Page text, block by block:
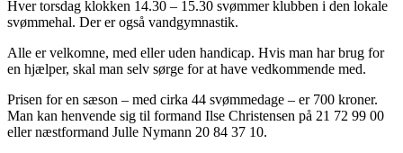
Hver torsdag klokken 14.30 – 15.30 svømmer klubben i den lokale
svømmehal. Der er også vandgymnastik.
Alle er velkomne, med eller uden handicap. Hvis man har brug for
en hjælper, skal man selv sørge for at have vedkommende med.
Prisen for en sæson – med cirka 44 svømmedage – er 700 kroner.
Man kan henvende sig til formand Ilse Christensen på 21 72 99 00
eller næstformand Julle Nymann 20 84 37 10.